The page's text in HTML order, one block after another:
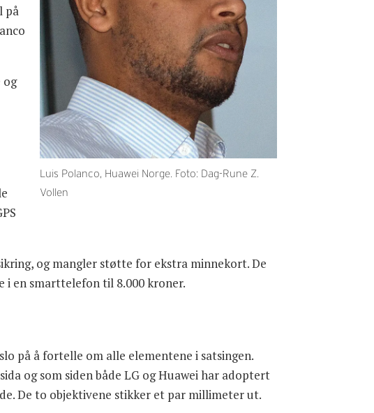
Luis Polanco, Huawei Norge. Foto: Dag-Rune Z.
Vollen
på
og
og mangler støtte for ekstra minnekort. De
en smarttelefon til 8.000 kroner.
på å fortelle om alle elementene i satsingen.
og som siden både LG og Huawei har adoptert
De to objektivene stikker et par millimeter ut.